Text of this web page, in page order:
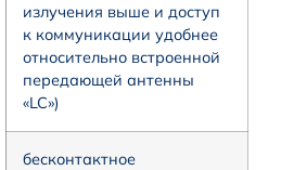
излучения выше и доступ
к коммуникации удобнее
относительно встроенной
передающей антенны
«LC»)
бесконтактное